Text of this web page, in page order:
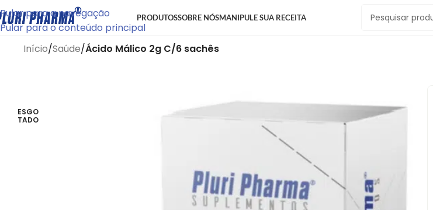
Pular para a navegação
Pular para o conteúdo principal
PRODUTOSSOBRE NÓSMANIPULE SUA RECEITA
Início/Saúde/Ácido Málico 2g C/6 sachês
ESGO
TADO